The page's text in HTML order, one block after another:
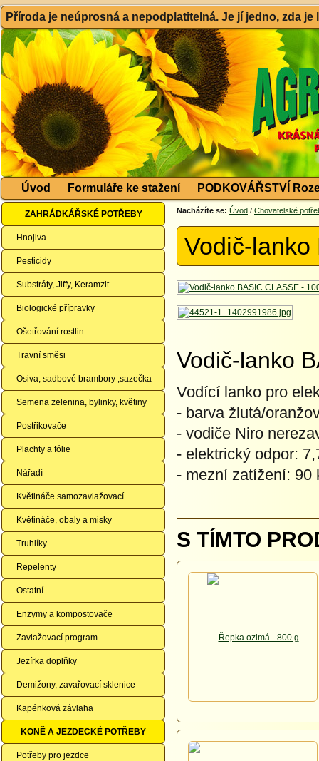
Příroda je neúprosná a nepodplatitelná. Je jí jedno, zda
Úvod Formuláře ke stažení PODKOVÁŘSTVÍ
ZAHRÁDKÁŘSKÉ POTŘEBY
Hnojiva
Pesticidy
Substráty, Jiffy, Keramzit
Biologické přípravky
Ošetřování rostlin
Travní směsi
Osiva, sadbové brambory ,sazečka
Semena zelenina, bylinky, květiny
Postřikovače
Plachty a fólie
Nářadí
Květináče samozavlažovací
Květináče, obaly a misky
Truhlíky
Repelenty
Ostatní
Enzymy a kompostovače
Zavlažovací program
Jezírka doplňky
Demižony, zavařovací sklenice
Kapénková závlaha
KONĚ A JEZDECKÉ POTŘEBY
Potřeby pro jezdce
Nacházíte se: Úvod / Chovatelské
Vodič-lanko
Vodič-lanko
Vodící lanko pro
- barva žlutá/
- vodiče Niro
- elektrický odpor:
- mezní zatížení: 90
S TÍMTO